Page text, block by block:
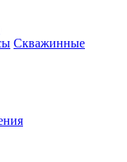
Скважинные